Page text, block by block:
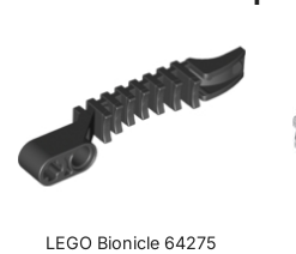
LEGO Bionicle 64275